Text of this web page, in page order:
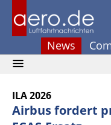
News
ILA 2026
Airbus fordert